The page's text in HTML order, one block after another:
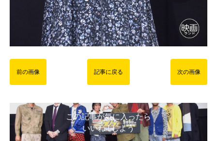
前の画像 記事に戻る 次の画像
この記事が気に入ったら
いいね ! しよう